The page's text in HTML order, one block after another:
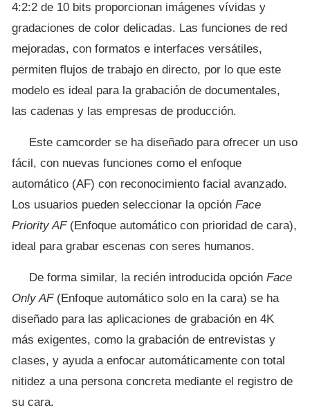
4:2:2 de 10 bits proporcionan imágenes vívidas y
gradaciones de color delicadas. Las funciones de red
mejoradas, con formatos e interfaces versátiles,
permiten flujos de trabajo en directo, por lo que este
modelo es ideal para la grabación de documentales,
las cadenas y las empresas de producción.
Este camcorder se ha diseñado para ofrecer un uso
fácil, con nuevas funciones como el enfoque
automático (AF) con reconocimiento facial avanzado.
Los usuarios pueden seleccionar la opción Face
Priority AF(Enfoque automático con prioridad de cara),
ideal para grabar escenas con seres humanos.
De forma similar, la recién introducida opción Face
Only AF(Enfoque automático solo en la cara) se ha
diseñado para las aplicaciones de grabación en 4K
más exigentes, como la grabación de entrevistas y
clases, y ayuda a enfocar automáticamente con total
nitidez a una persona concreta mediante el registro de
su cara.